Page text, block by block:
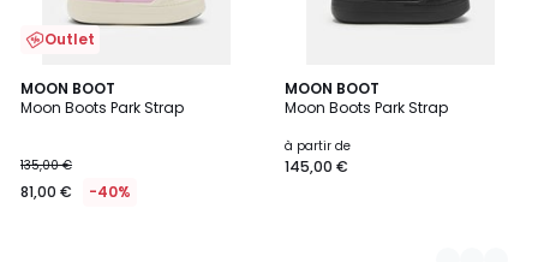
Outlet
MOON BOOT
Moon Boots Park Strap
135,00 €
81,00 € -40%
MOON BOOT
Moon Boots Park Strap
à partir de
145,00 €
2
Couleurs